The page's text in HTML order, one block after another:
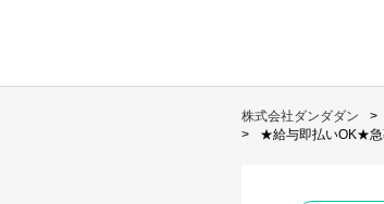
株式会社ダンダダン
★給与即払いOK★急